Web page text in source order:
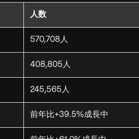
人数
570,708人
408,805人
245,565人
前年比+39.5%成長中